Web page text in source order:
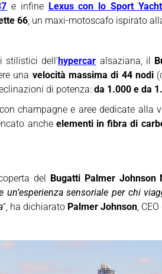
e infine Lexus con lo Sport
66, un maxi-motoscafo ispirato
stilistici dell’hypercar alsaziana, il
una velocità massima di 44 nodi
di potenza: da 1.000 e da
champagne e aree dedicate
anche elementi in fibra di
del Bugatti Palmer Johnson
un’esperienza sensoriale per chi
“, ha dichiarato Palmer Johnson,